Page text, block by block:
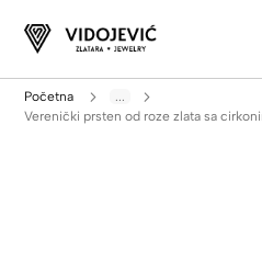
Početna
...
Verenički prsten od roze zlata sa